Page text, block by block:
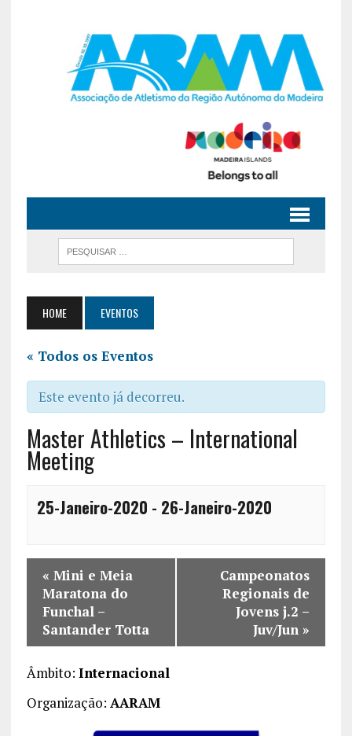
HOME EVENTOS
« Todos os Eventos
Este evento já decorreu.
Master Athletics – International
Meeting
25-Janeiro-2020 - 26-Janeiro-2020
« Mini e Meia
Maratona do
Funchal –
Santander Totta
Campeonatos
Regionais de
Jovens j.2 –
Juv/Jun »
Âmbito: Internacional
Organização: AARAM